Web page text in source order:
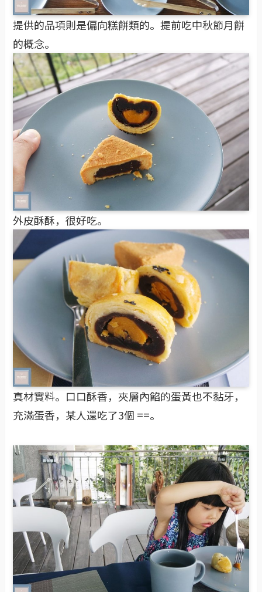
提供的品項則是偏向糕餅類的。提前吃中秋節月餅
的概念。
外皮酥酥，很好吃。
真材實料。口口酥香，夾層內餡的蛋黃也不黏牙，
充滿蛋香，某人還吃了3個 ==。